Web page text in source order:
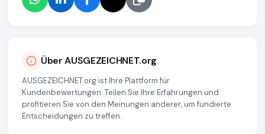
Über AUSGEZEICHNET.org
AUSGEZEICHNET.org ist Ihre Plattform für
Kundenbewertungen. Teilen Sie Ihre Erfahrungen und
profitieren Sie von den Meinungen anderer, um fundierte
Entscheidungen zu treffen.